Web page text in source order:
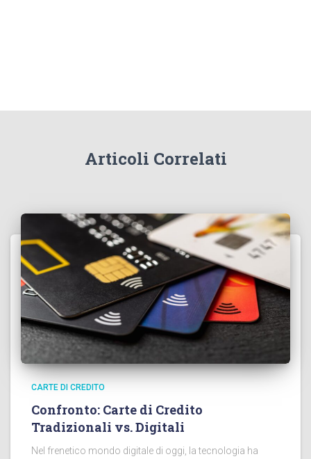
Articoli Correlati
CARTE DI CREDITO
Confronto: Carte di Credito
Tradizionali vs. Digitali
Nel frenetico mondo digitale di oggi, la tecnologia ha